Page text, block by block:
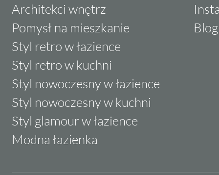
Architekci wnętrz
Pomysł na mieszkanie
Styl retro w łazience
Styl retro w kuchni
Styl nowoczesny w łazience
Styl nowoczesny w kuchni
Styl glamour w łazience
Modna łazienka
Blog